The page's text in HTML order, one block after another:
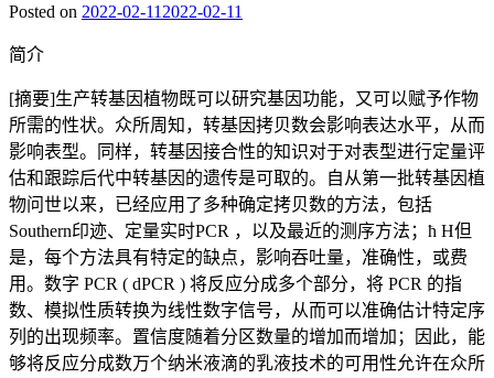
Posted on 2022-02-11 2022-02-11
简介
[摘要]生产转基因植物既可以研究基因功能，又可以赋予作物
所需的性状。众所周知，转基因拷贝数会影响表达水平，从而
影响表型。同样，转基因接合性的知识对于对表型进行定量评
估和跟踪后代中转基因的遗传是可取的。自从第一批转基因植
物问世以来，已经应用了多种确定拷贝数的方法，包括
Southern印迹、定量实时PCR ，以及最近的测序方法；ħ H但
是，每个方法具有特定的缺点，影响吞吐量，准确性，或费
用。数字 PCR ( dPCR ) 将反应分成多个部分，将 PCR 的指
数、模拟性质转换为线性数字信号，从而可以准确估计特定序
列的出现频率。置信度随着分区数量的增加而增加；因此，能
够将反应分成数万个纳米液滴的乳液技术的可用性允许在众所